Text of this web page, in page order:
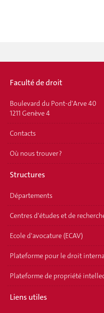
Faculté de droit
Boulevard du Pont-d'Arve 40
1211 Genève 4
Contacts
Où nous trouver ?
Structures
Départements
Centres d'études et de
Ecole d'avocature (ECAV)
Plateforme pour le droit
Plateforme de propriété
Liens utiles